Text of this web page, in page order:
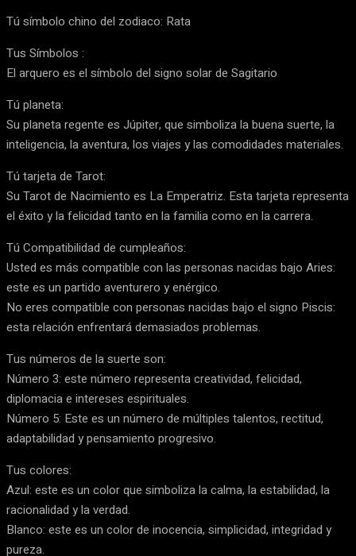
Tú símbolo chino del zodiaco: Rata
Tus Símbolos :
El arquero es el símbolo del signo solar de Sagitario
Tú planeta:
Su planeta regente es Júpiter, que simboliza la buena suerte, la
inteligencia, la aventura, los viajes y las comodidades materiales.
Tú tarjeta de Tarot:
Su Tarot de Nacimiento es La Emperatriz. Esta tarjeta representa
el éxito y la felicidad tanto en la familia como en la carrera.
Tú Compatibilidad de cumpleaños:
Usted es más compatible con las personas nacidas bajo Aries:
este es un partido aventurero y enérgico.
No eres compatible con personas nacidas bajo el signo Piscis:
esta relación enfrentará demasiados problemas.
Tus números de la suerte son:
Número 3: este número representa creatividad, felicidad,
diplomacia e intereses espirituales.
Número 5: Este es un número de múltiples talentos, rectitud,
adaptabilidad y pensamiento progresivo.
Tus colores:
Azul: este es un color que simboliza la calma, la estabilidad, la
racionalidad y la verdad.
Blanco: este es un color de inocencia, simplicidad, integridad y
pureza.